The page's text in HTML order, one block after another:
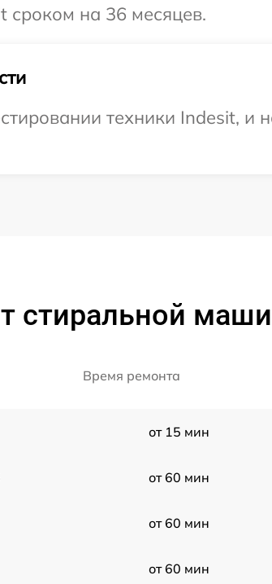
сроком на 36 месяцев.
техники Indesit, и
стиральной
Время ремонта
от 15 мин
от 60 мин
от 60 мин
от 60 мин